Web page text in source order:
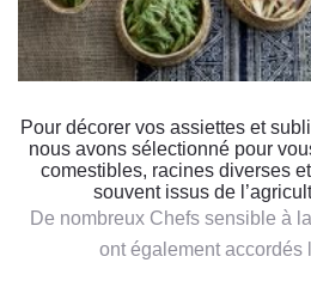
Pour décorer vos assiettes et
nous avons sélectionné pour
comestibles, racines diverses
souvent issus de
De nombreux Chefs sensible à
ont également accordés